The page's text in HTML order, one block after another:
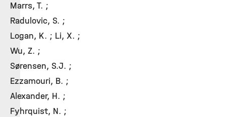
Marrs, T. ;
Radulovic, S. ;
Logan, K. ; Li, X. ;
Wu, Z. ;
Sørensen, S.J. ;
Ezzamouri, B. ;
Alexander, H. ;
Fyhrquist, N. ;